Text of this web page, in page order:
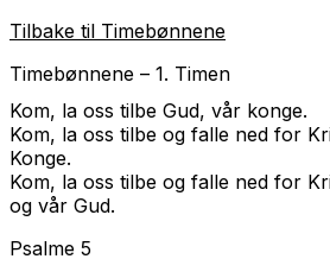
Tilbake til Timebønnene
Timebønnene – 1. Timen
Kom, la oss tilbe Gud, vår konge.
Kom, la oss tilbe og falle ned for
Konge.
Kom, la oss tilbe og falle ned for
og vår Gud.
Psalme 5